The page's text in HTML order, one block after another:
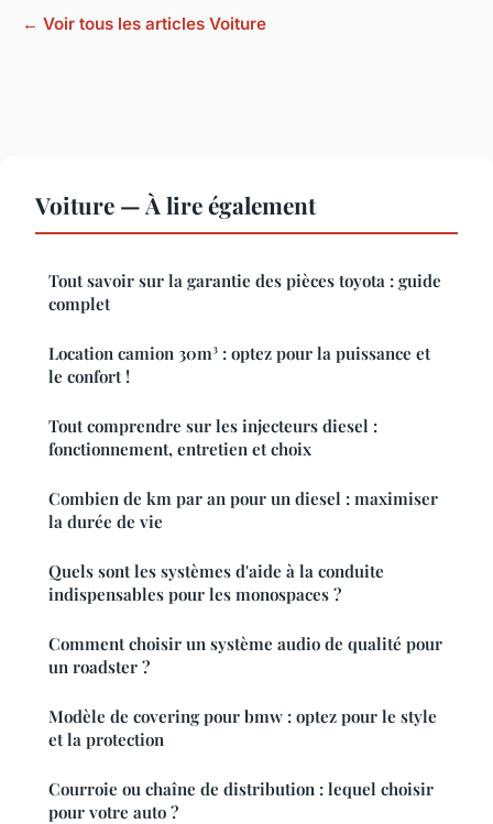
← Voir tous les articles Voiture
Voiture — À lire également
Tout savoir sur la garantie des pièces toyota : guide
complet
Location camion 30m³ : optez pour la puissance et
le confort !
Tout comprendre sur les injecteurs diesel :
fonctionnement, entretien et choix
Combien de km par an pour un diesel : maximiser
la durée de vie
Quels sont les systèmes d'aide à la conduite
indispensables pour les monospaces ?
Comment choisir un système audio de qualité pour
un roadster ?
Modèle de covering pour bmw : optez pour le style
et la protection
Courroie ou chaîne de distribution : lequel choisir
pour votre auto ?